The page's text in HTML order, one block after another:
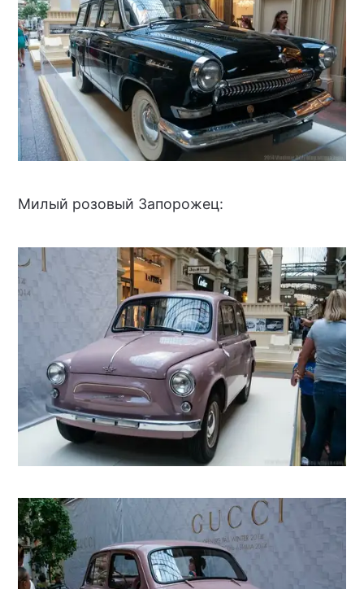
Милый розовый Запорожец: